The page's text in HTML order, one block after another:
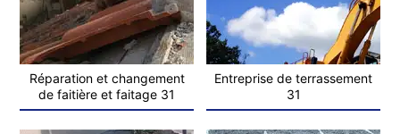
Réparation et changement
de faitière et faitage 31
Entreprise de terrassement
31